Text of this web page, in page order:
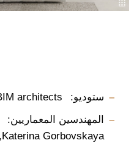
ستوديو:
المهندسين المعماريين:
Katerina Gorbovskaya